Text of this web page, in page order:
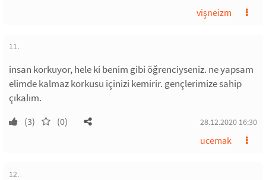
vişneizm
11.
insan korkuyor, hele ki benim gibi öğrenciyseniz. ne yapsam
elimde kalmaz korkusu içinizi kemirir. gençlerimize sahip
çıkalım.
(3) (0) 28.12.2020 16:30
ucemak
12.